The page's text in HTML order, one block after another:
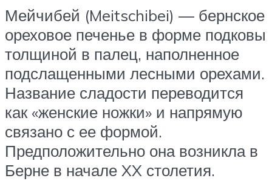
Мейчибей (Meitschibei) — бернское
ореховое печенье в форме подковы
толщиной в палец, наполненное
подслащенными лесными орехами.
Название сладости переводится
как «женские ножки» и напрямую
связано с ее формой.
Предположительно она возникла в
Берне в начале XX столетия.